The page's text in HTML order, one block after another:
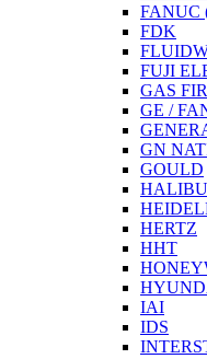
FANUC
FDK
FUJI
GAS
GE /
GN
GOULD
HERTZ
HHT
IAI
IDS